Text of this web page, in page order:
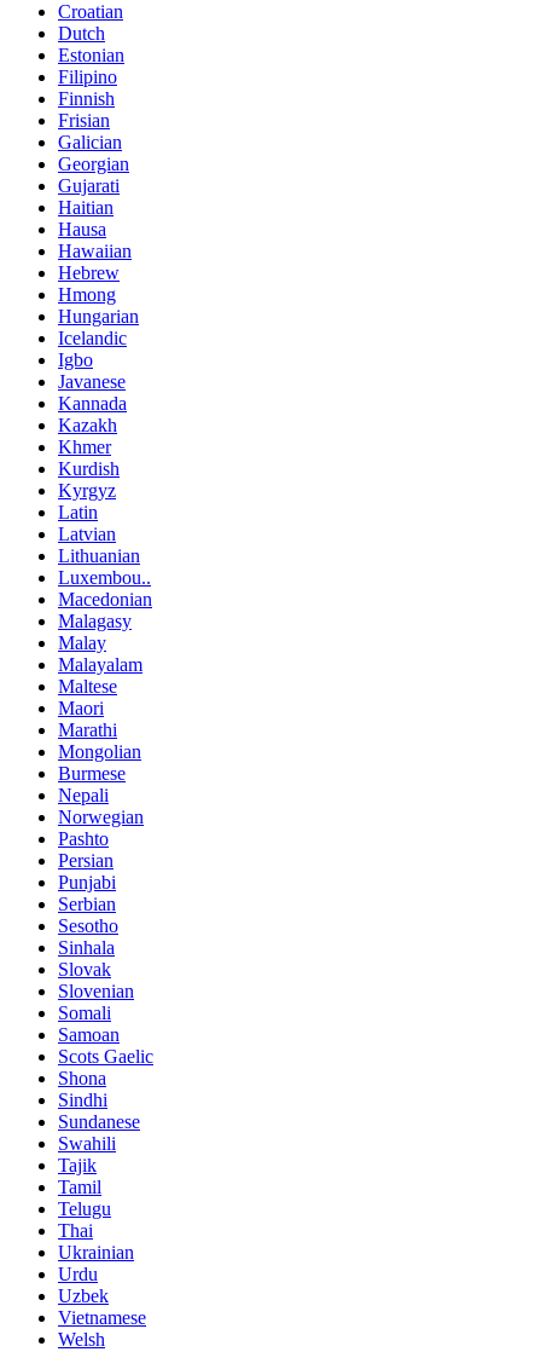
Croatian
Dutch
Estonian
Filipino
Finnish
Frisian
Galician
Georgian
Gujarati
Haitian
Hausa
Hawaiian
Hebrew
Hmong
Hungarian
Icelandic
Igbo
Javanese
Kannada
Kazakh
Khmer
Kurdish
Kyrgyz
Latin
Latvian
Lithuanian
Luxembou..
Macedonian
Malagasy
Malay
Malayalam
Maltese
Maori
Marathi
Mongolian
Burmese
Nepali
Norwegian
Pashto
Persian
Punjabi
Serbian
Sesotho
Sinhala
Slovak
Slovenian
Somali
Samoan
Scots Gaelic
Shona
Sindhi
Sundanese
Swahili
Tajik
Tamil
Telugu
Thai
Ukrainian
Urdu
Uzbek
Vietnamese
Welsh